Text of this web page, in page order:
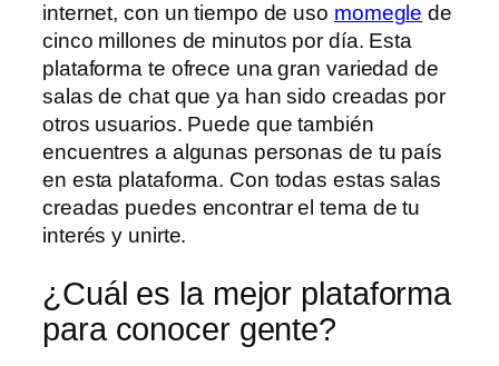
internet, con un tiempo de uso momegle de
cinco millones de minutos por día. Esta
plataforma te ofrece una gran variedad de
salas de chat que ya han sido creadas por
otros usuarios. Puede que también
encuentres a algunas personas de tu país
en esta plataforma. Con todas estas salas
creadas puedes encontrar el tema de tu
interés y unirte.
¿Cuál es la mejor plataforma
para conocer gente?